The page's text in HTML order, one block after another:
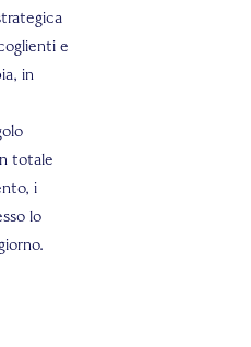
e
in
totale
i
lo